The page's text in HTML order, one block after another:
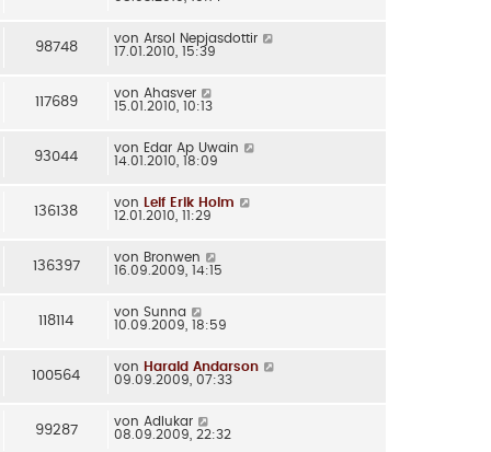
98748
von Arsol Nepjasdottir
17.01.2010, 15:39
117689
von Ahasver
15.01.2010, 10:13
93044
von Edar Ap Uwain
14.01.2010, 18:09
136138
von
Leif Erik Holm
12.01.2010, 11:29
136397
von Bronwen
16.09.2009, 14:15
118114
von Sunna
10.09.2009, 18:59
100564
von Harald Andarson
09.09.2009, 07:33
99287
von Adlukar
08.09.2009, 22:32